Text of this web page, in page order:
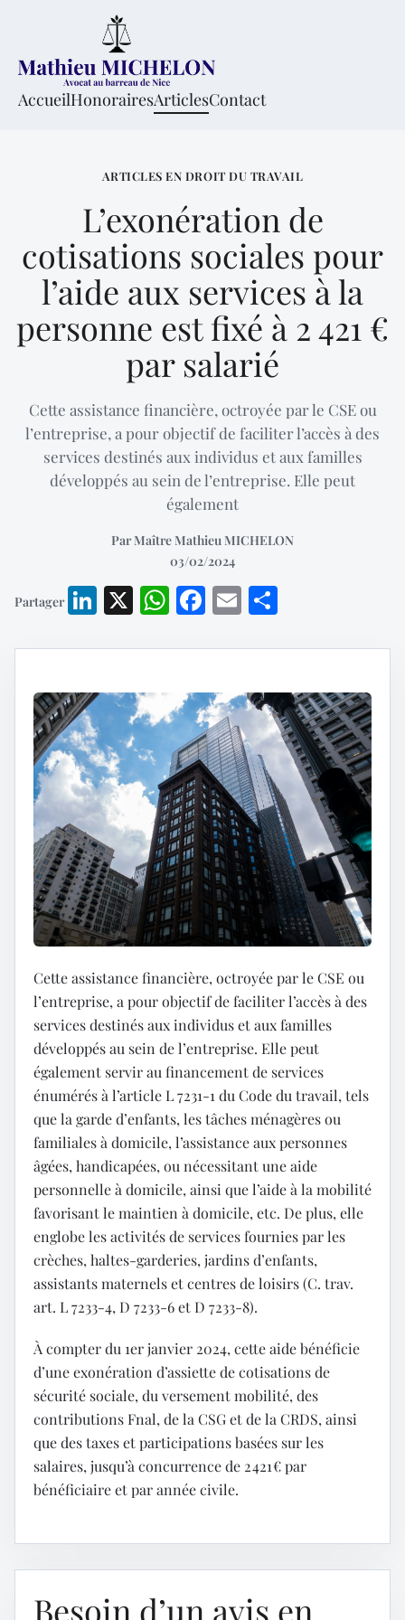
AccueilHonorairesArticlesContact
ARTICLES EN DROIT DU TRAVAIL
L’exonération de
cotisations sociales pour
l’aide aux services à la
personne est fixé à 2 421 €
par salarié
Cette assistance financière, octroyée par le CSE ou
l’entreprise, a pour objectif de faciliter l’accès à des
services destinés aux individus et aux familles
développés au sein de l’entreprise. Elle peut
également
Par Maître Mathieu MICHELON
03/02/2024
Partager LinkedIn
X WhatsApp
Facebook
Email
Cette assistance financière, octroyée par le CSE ou
l’entreprise, a pour objectif de faciliter l’accès à des
services destinés aux individus et aux familles
développés au sein de l’entreprise. Elle peut
également servir au financement de services
énumérés à l’article L 7231-1 du Code du travail, tels
que la garde d’enfants, les tâches ménagères ou
familiales à domicile, l’assistance aux personnes
âgées, handicapées, ou nécessitant une aide
personnelle à domicile, ainsi que l’aide à la mobilité
favorisant le maintien à domicile, etc. De plus, elle
englobe les activités de services fournies par les
crèches, haltes-garderies, jardins d’enfants,
assistants maternels et centres de loisirs (C. trav.
art. L 7233-4, D 7233-6 et D 7233-8).
À compter du 1er janvier 2024, cette aide bénéficie
d’une exonération d’assiette de cotisations de
sécurité sociale, du versement mobilité, des
contributions Fnal, de la CSG et de la CRDS, ainsi
que des taxes et participations basées sur les
salaires, jusqu’à concurrence de 2 421 € par
bénéficiaire et par année civile.
Besoin d’un avis en